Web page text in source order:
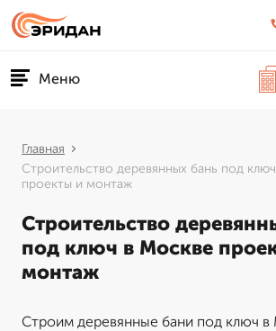
Меню
Главная
Строительство деревянных бань под
проекты и монтаж
Строительство
под ключ в Москве
монтаж
Строим деревянные бани под ключ в